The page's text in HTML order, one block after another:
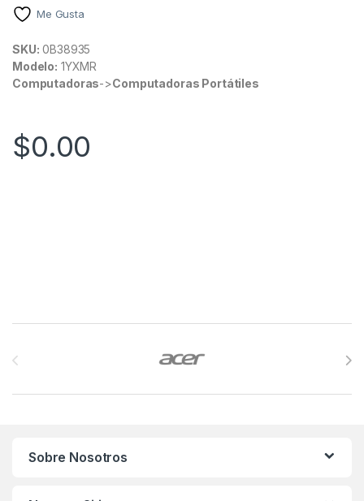
Me Gusta
SKU: 0B38935
Modelo: 1YXMR
Computadoras->Computadoras Portátiles
$0.00
Sobre Nosotros